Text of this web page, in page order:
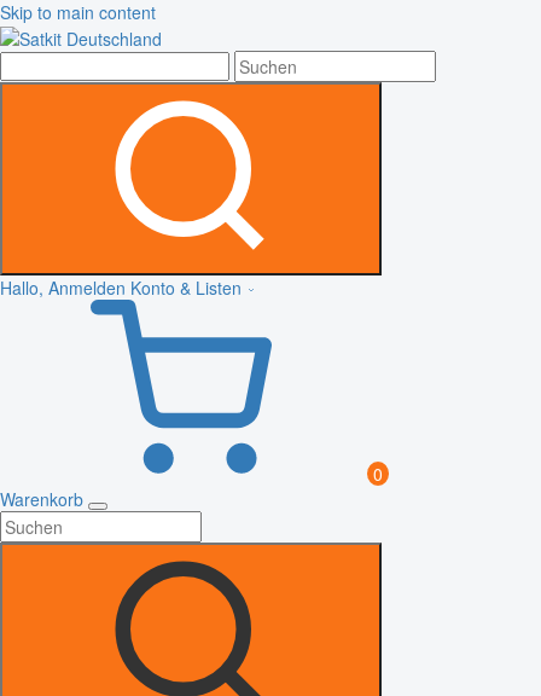
Skip to main content
Hallo, Anmelden Konto & Listen
0
Warenkorb